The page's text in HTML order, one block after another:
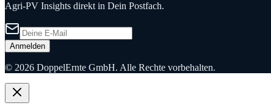
Agri-PV Insights direkt in Dein Postfach.
Anmelden
© 2026 DoppelErnte GmbH. Alle Rechte vorbehalten.